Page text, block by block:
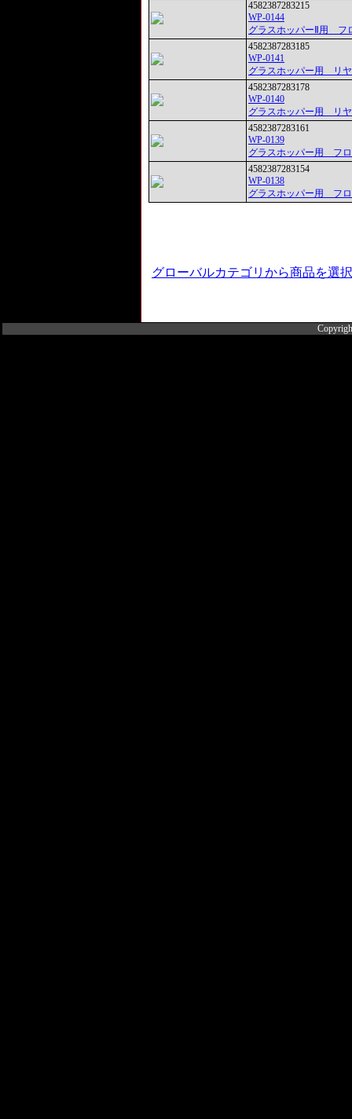
4582387283215
WP-0144
グラスホッパーⅡ用 フ
4582387283185
WP-0141
グラスホッパー用 リ
4582387283178
WP-0140
グラスホッパー用 リ
4582387283161
WP-0139
グラスホッパー用 フ
4582387283154
WP-0138
グラスホッパー用 フ
グローバルカテゴリから商品を選択